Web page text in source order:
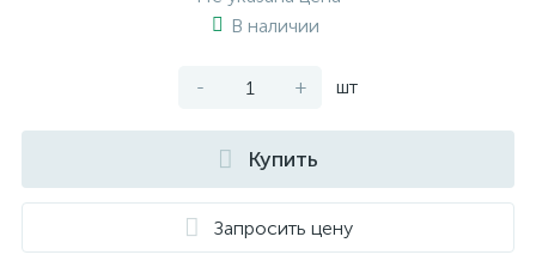
В наличии
- + шт
Купить
Запросить цену